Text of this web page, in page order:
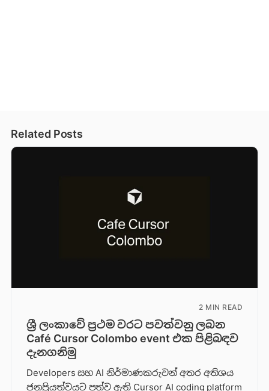
Related Posts
2 MIN READ
ශ්‍රී ලංකාවේ ප්‍රථම වරට පවත්වනු ලබන
Café Cursor Colombo event එක පිළිබඳව
දැනගනිමු
Developers සහ AI නිර්මාණකරුවන් අතර අතිශය
ජනප්‍රියත්වයට පත්ව ඇති Cursor AI coding platform